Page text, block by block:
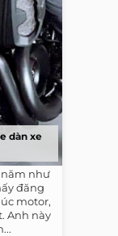
dàn xe
năm như
đăng
motor,
Anh này